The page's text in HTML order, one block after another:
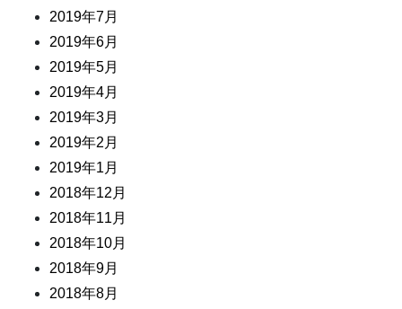
2019年7月
2019年6月
2019年5月
2019年4月
2019年3月
2019年2月
2019年1月
2018年12月
2018年11月
2018年10月
2018年9月
2018年8月